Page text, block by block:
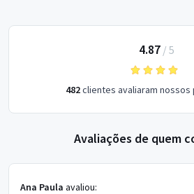
4.87/ 5
482clientes avaliaram
Avaliações de quem
Ana Paula avaliou: